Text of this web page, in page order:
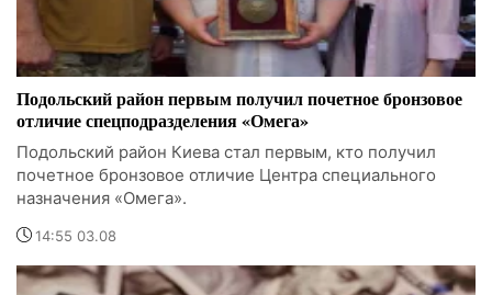
Подольский район первым получил почетное бронзовое
отличие спецподразделения «Омега»
Подольский район Киева стал первым, кто получил
почетное бронзовое отличие Центра специального
назначения «Омега».
14:55 03.08